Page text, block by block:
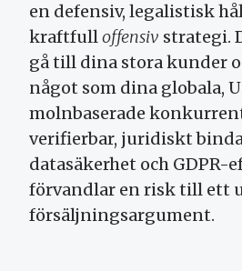
en defensiv, legalistisk
kraftfulloffensiv strategi.
gå till dina stora kunder
något som dina globala,
molnbaserade
verifierbar, juridiskt
datasäkerhet och GDPR-
förvandlar en risk till ett
försäljningsargument.